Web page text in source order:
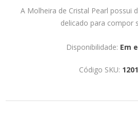
A Molheira de Cristal Pearl possui
delicado para compor
Disponibilidade: Em
Código SKU: